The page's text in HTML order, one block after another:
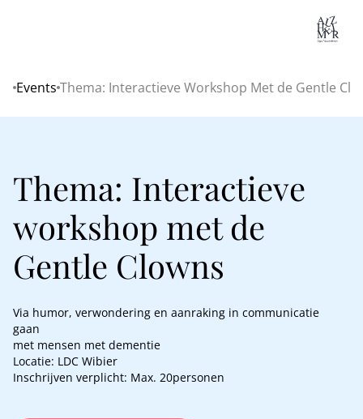
Home
Events Thema: Interactieve Workshop Met de Gentle
Thema: Interactieve
workshop met de
Gentle Clowns
Via humor, verwondering en aanraking in communicatie
gaan
met mensen met dementie
Locatie: LDC Wibier
Inschrijven verplicht: Max. 20personen